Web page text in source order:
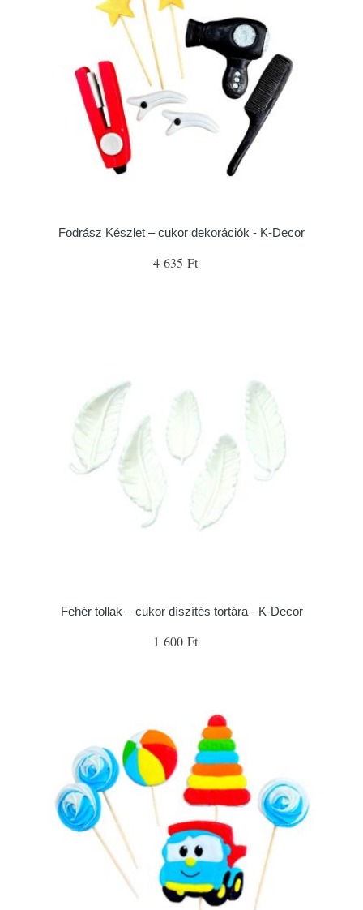
Fodrász Készlet – cukor dekorációk - K-Decor
4 635 Ft
Fehér tollak – cukor díszítés tortára - K-Decor
1 600 Ft